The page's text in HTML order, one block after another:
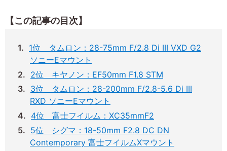
【この記事の目次】
1位 タムロン：28-75mm F/2.8 Di III VXD G2
ソニーEマウント
2位 キヤノン：EF50mm F1.8 STM
3位 タムロン：28-200mm F/2.8-5.6 Di III
RXD ソニーEマウント
4位 富士フイルム：XC35mmF2
5位 シグマ：18-50mm F2.8 DC DN
Contemporary 富士フイルムXマウント